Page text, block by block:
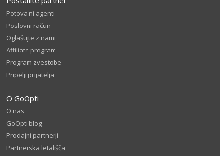
Potovalni agenti
Poslovni račun
Oglašujte z nami
Affiliate program
Program zvestobe
Pripelji prijatelja
O GoOpti
O nas
GoOpti blog
Prodajni partnerji
Partnerska letališča